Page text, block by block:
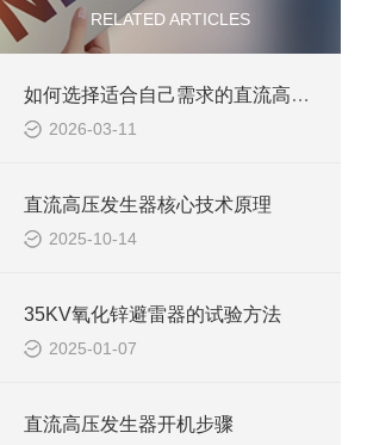
RELATED ARTICLES
如何选择适合自己需求的直流高压发生器？
2026-03-11
直流高压发生器核心技术原理
2025-10-14
35KV氧化锌避雷器的试验方法
2025-01-07
直流高压发生器开机步骤